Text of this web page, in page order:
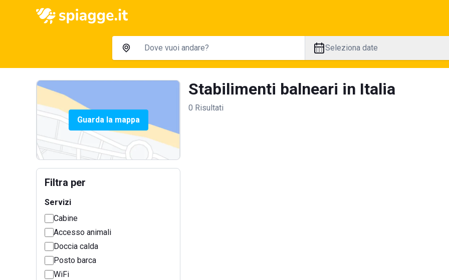
Seleziona date
Guarda la mappa
Filtra per
Servizi
Cabine
Accesso animali
Doccia calda
Posto barca
WiFi
Stabilimenti balneari in Italia
0 Risultati